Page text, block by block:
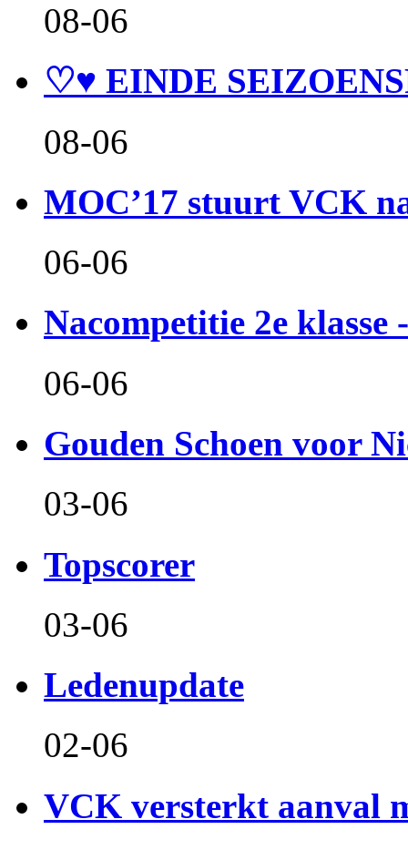
08-06
♡♥ EINDE
08-06
MOC’17 stuurt VCK
06-06
Nacompetitie 2e klasse
06-06
Gouden Schoen voor
03-06
Topscorer
03-06
Ledenupdate
02-06
VCK versterkt aanval